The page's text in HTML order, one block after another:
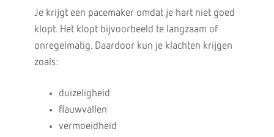
Je krijgt een pacemaker omdat je hart niet goed
klopt. Het klopt bijvoorbeeld te langzaam of
onregelmatig. Daardoor kun je klachten krijgen
zoals:
duizeligheid
flauwvallen
vermoeidheid